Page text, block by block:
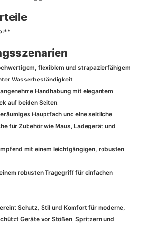
flexiblem und strapazierfähigem
Wasserbeständigkeit.
Handhabung mit elegantem
auf beiden Seiten.
Hauptfach und eine seitliche
für Zubehör wie Maus, Ladegerät und
mit einem leichtgängigen, robusten
robusten Tragegriff für einfachen
Schutz, Stil und Komfort für moderne,
Geräte vor Stößen, Spritzern und